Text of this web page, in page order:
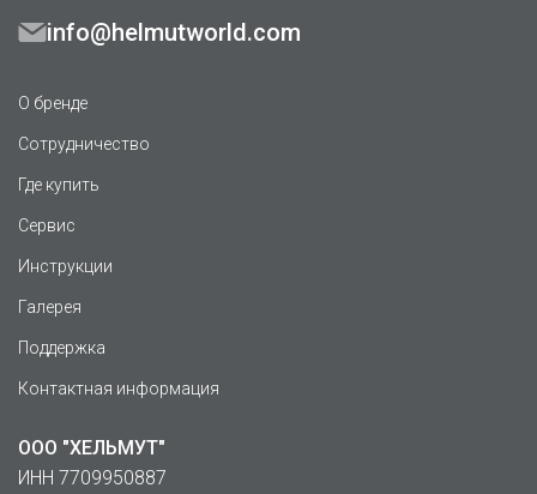
info@helmutworld.com
О бренде
Сотрудничество
Где купить
Сервис
Инструкции
Галерея
Поддержка
Контактная информация
ООО "ХЕЛЬМУТ"
ИНН 7709950887